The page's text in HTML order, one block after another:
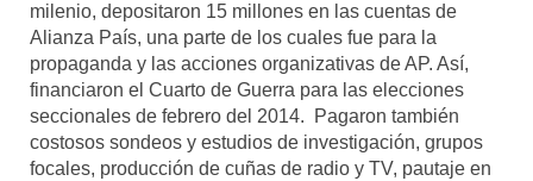
milenio, depositaron 15 millones en las cuentas de
Alianza País, una parte de los cuales fue para la
propaganda y las acciones organizativas de AP. Así,
financiaron el Cuarto de Guerra para las elecciones
seccionales de febrero del 2014. Pagaron también
costosos sondeos y estudios de investigación, grupos
focales, producción de cuñas de radio y TV, pautaje en